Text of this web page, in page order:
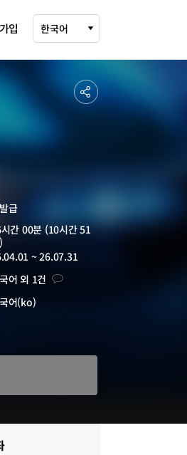
입 다국어 설정 선택
한국어
공
유
급
정시간
간 00분 (10시간 51
기간 ~ 26.07.31
어 외 1건 자막언어
어(ko)